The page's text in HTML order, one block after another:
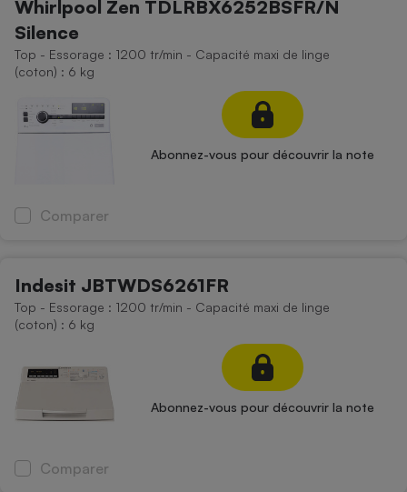
Whirlpool Zen TDLRBX6252BSFR/N
Silence
Top - Essorage : 1200 tr/min - Capacité maxi de linge
(coton) : 6 kg
Abonnez-vous pour découvrir la note
Comparer
Indesit JBTWDS6261FR
Top - Essorage : 1200 tr/min - Capacité maxi de linge
(coton) : 6 kg
Abonnez-vous pour découvrir la note
Comparer